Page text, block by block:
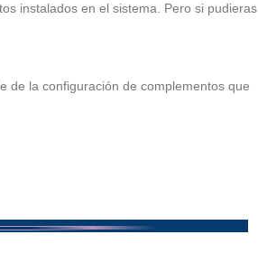
instalados en el sistema. Pero si pudieras
de la configuración de complementos que